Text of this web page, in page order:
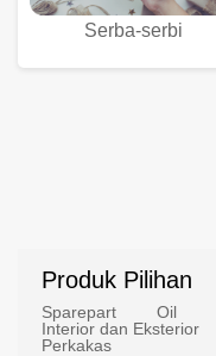
Serba-serbi
Produk Pilihan
Sparepart Oil
Interior dan Eksterior
Perkakas